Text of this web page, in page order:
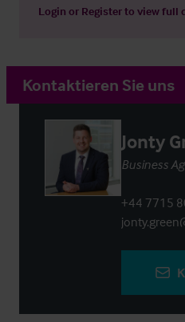
Login or Registerto view full
Kontaktieren Sie uns
Jonty
Business
+44 7715